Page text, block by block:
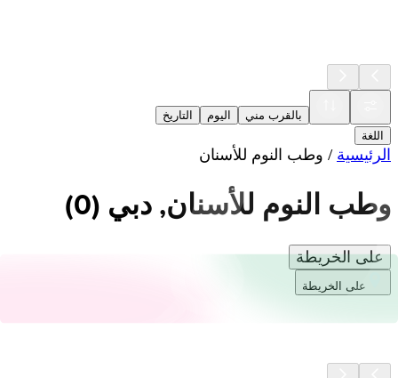
بالقرب مني اليوم
التاريخ
اللغة
الرئيسية / وطب النوم للأسنان
وطب النوم للأسنان, دبي (
0
)
على الخريطة
على الخريطة